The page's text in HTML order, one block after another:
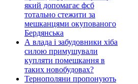
який допомагає фсб
тотально стежити за
мешканцями окупованого
Бердянська
А влада і забудовники хіба
силою примушували
купляти помешкання в
таких новобудовах?
Тернополяни пропонують